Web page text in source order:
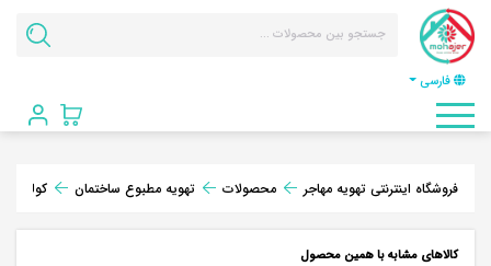
فارسی
فروشگاه اینترنتی تهویه مهاجر محصولات تهویه مطبوع ساختمان کولر
کالاهای مشابه با همین محصول